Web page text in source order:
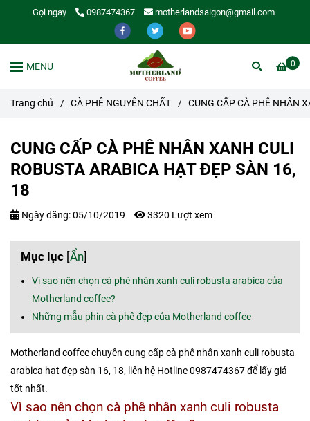
Gọi ngay 0987474367 motherlandsaigon@gmail.com
0
MENU
Trang chủ / CÀ PHÊ NGUYÊN CHẤT / CUNG CẤP CÀ PHÊ NHÂN
CUNG CẤP CÀ PHÊ NHÂN XANH CULI
ROBUSTA ARABICA HẠT ĐẸP SÀN 16,
18
Ngày đăng:05/10/2019 3320 Lượt xem
Mục lục [Ẩn]
Vì sao nên chọn cà phê nhân xanh culi robusta arabica của
Motherland coffee?
Những mẫu phin cà phê đẹp của Motherland coffee
Motherland coffee chuyên cung cấp cà phê nhân xanh culi robusta
arabica hạt đẹp sàn 16, 18, liên hệ Hotline 0987474367 để lấy giá
tốt nhất.
Vì sao nên chọn cà phê nhân xanh culi robusta